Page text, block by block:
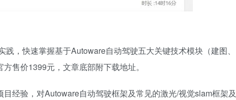
，快速掌握基于Autoware自动驾驶五大关键技术模块（建图、
售价1399元，文章底部附下载地址。
经验，对Autoware自动驾驶框架及常见的激光/视觉slam框架及